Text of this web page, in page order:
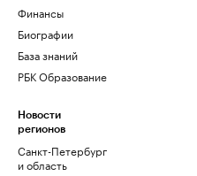
Финансы
Биографии
База знаний
РБК Образование
Новости
регионов
Санкт-Петербург
и область